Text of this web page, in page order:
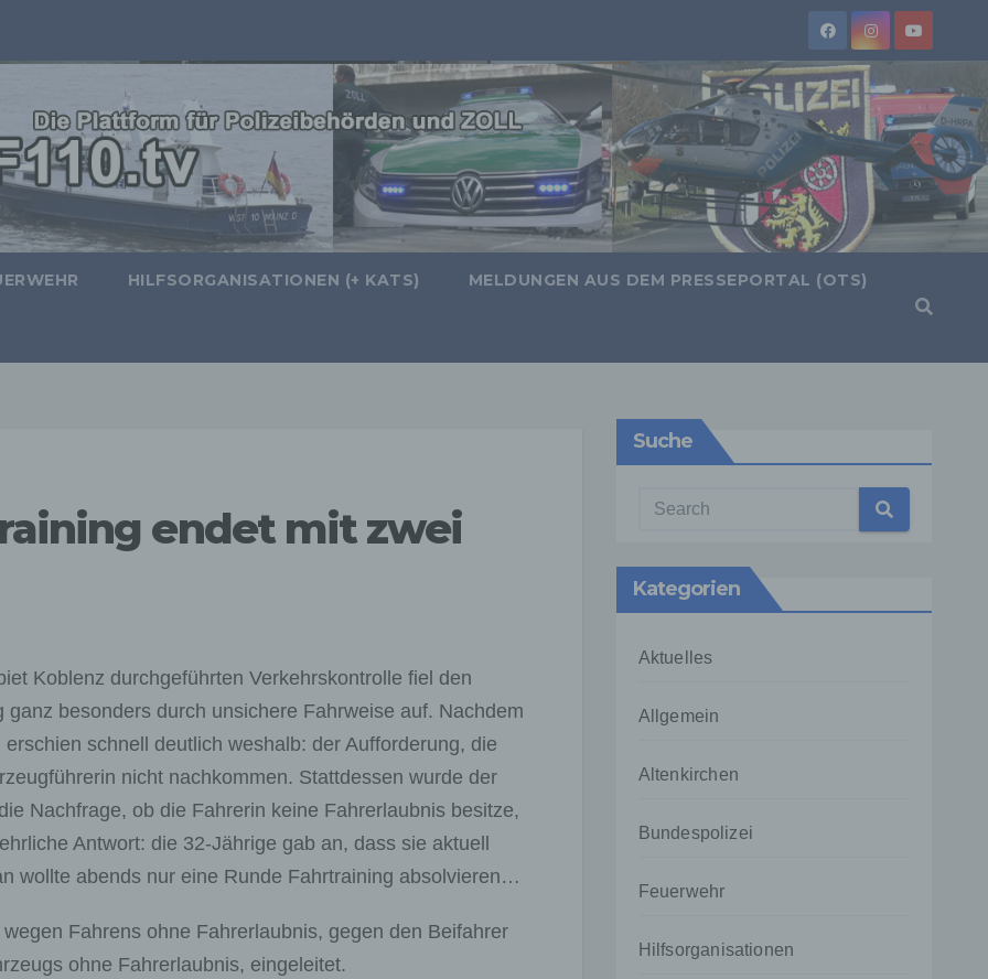
HILFSORGANISATIONEN (+ KATS) MELDUNGEN AUS DEM PRESSEPORTAL (OTS)
endet mit zwei
Koblenz durchgeführten Verkehrskontrolle fiel den
besonders durch unsichere Fahrweise auf. Nachdem
schnell deutlich weshalb: der Aufforderung, die
nicht nachkommen. Stattdessen wurde der
Nachfrage, ob die Fahrerin keine Fahrerlaubnis besitze,
Antwort: die 32-Jährige gab an, dass sie aktuell
wollte abends nur eine Runde Fahrtraining absolvieren…
Fahrens ohne Fahrerlaubnis, gegen den Beifahrer
ohne Fahrerlaubnis, eingeleitet.
Suche
Kategorien
Aktuelles
Allgemein
Altenkirchen
Bundespolizei
Feuerwehr
Hilfsorganisationen